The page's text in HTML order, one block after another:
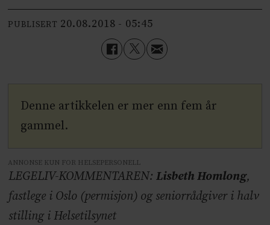
PUBLISERT 20.08.2018 - 05:45
Denne artikkelen er mer enn fem år
gammel.
ANNONSE KUN FOR HELSEPERSONELL
LEGELIV-KOMMENTAREN: Lisbeth Homlong,
fastlege i Oslo (permisjon) og seniorrådgiver i halv
stilling i Helsetilsynet